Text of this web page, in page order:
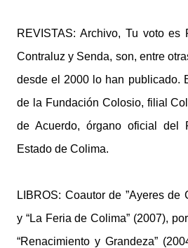
REVISTAS: Archivo, Tu voto es
Contraluz y Senda, son, entre
desde el 2000 lo han publicado.
de la Fundación Colosio, filial
de Acuerdo, órgano oficial del
Estado de Colima.
LIBROS: Coautor de ”Ayeres de
y “La Feria de Colima” (2007),
“Renacimiento y Grandeza”